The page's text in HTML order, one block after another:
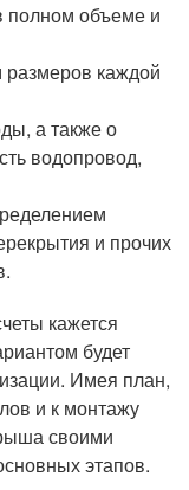
полном объеме и
каждой
а также о
водопровод,
и прочих
кажется
будет
Имея план,
и к монтажу
своими
этапов.